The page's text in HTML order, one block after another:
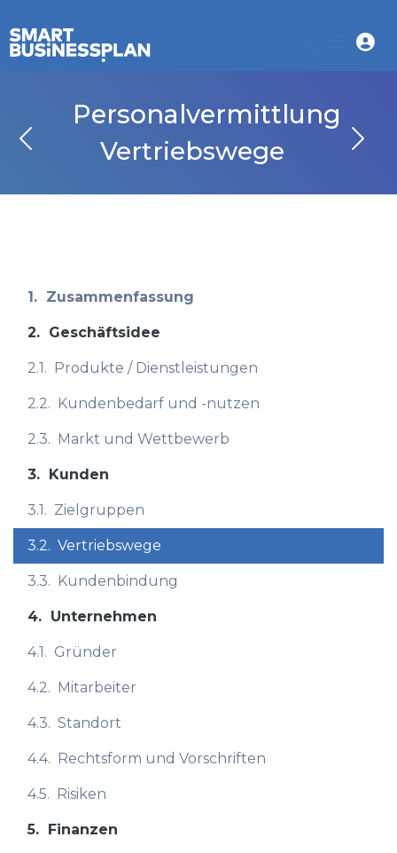
Personalvermittlung
Vertriebswege
1. Zusammenfassung
2. Geschäftsidee
2.1. Produkte / Dienstleistungen
2.2. Kundenbedarf und -nutzen
2.3. Markt und Wettbewerb
3. Kunden
3.1. Zielgruppen
3.2. Vertriebswege
3.3. Kundenbindung
4. Unternehmen
4.1. Gründer
4.2. Mitarbeiter
4.3. Standort
4.4. Rechtsform und Vorschriften
4.5. Risiken
5. Finanzen